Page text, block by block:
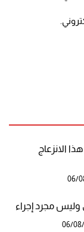
الانزعاج
06/
مجرد إجراء
06/